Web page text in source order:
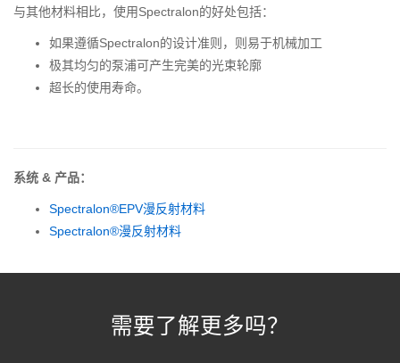
与其他材料相比，使用Spectralon的好处包括：
如果遵循Spectralon的设计准则，则易于机械加工
极其均匀的泵浦可产生完美的光束轮廓
超长的使用寿命。
系统 & 产品：
Spectralon®EPV漫反射材料
Spectralon®漫反射材料
需要了解更多吗？